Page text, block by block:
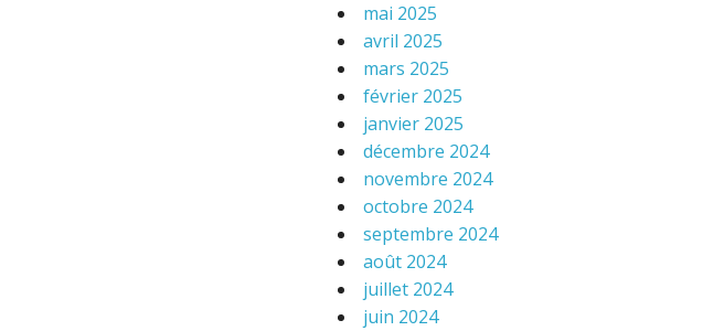
mai 2025
avril 2025
mars 2025
février 2025
janvier 2025
décembre 2024
novembre 2024
octobre 2024
septembre 2024
août 2024
juillet 2024
juin 2024